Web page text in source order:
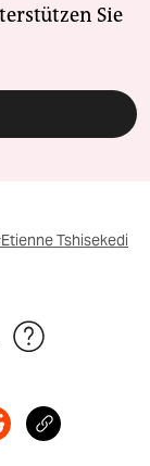
Sie
Tshisekedi